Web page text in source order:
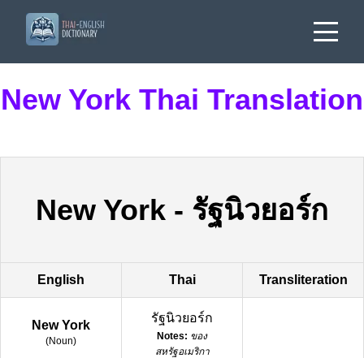
New York Thai Translation
New York - รัฐนิวยอร์ก
English Thai Transliteration
New York
(Noun)
รัฐนิวยอร์ก
Notes: ของ
สหรัฐอเมริกา